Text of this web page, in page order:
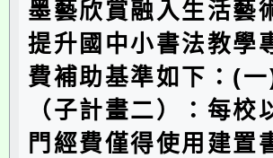
墨藝欣賞融入生活藝
提升國中小書法教學
費補助基準如下：(
（子計畫二）：每
門經費僅得使用建置